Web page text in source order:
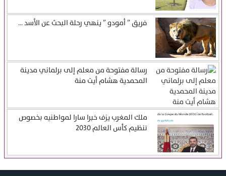
فريق ” أمودو ” ينهي رحلة البحث عن الأسد ...
رسالة مفتوحة من معلم إلى برلماني مدينة
المحمدية هشام أيت منة
ملك المغرب يزف خبرا سارا لمواطنيه بخصوص
تنظيم كأس العالم 2030